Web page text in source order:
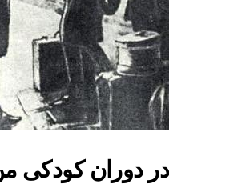
در دوران کودکی